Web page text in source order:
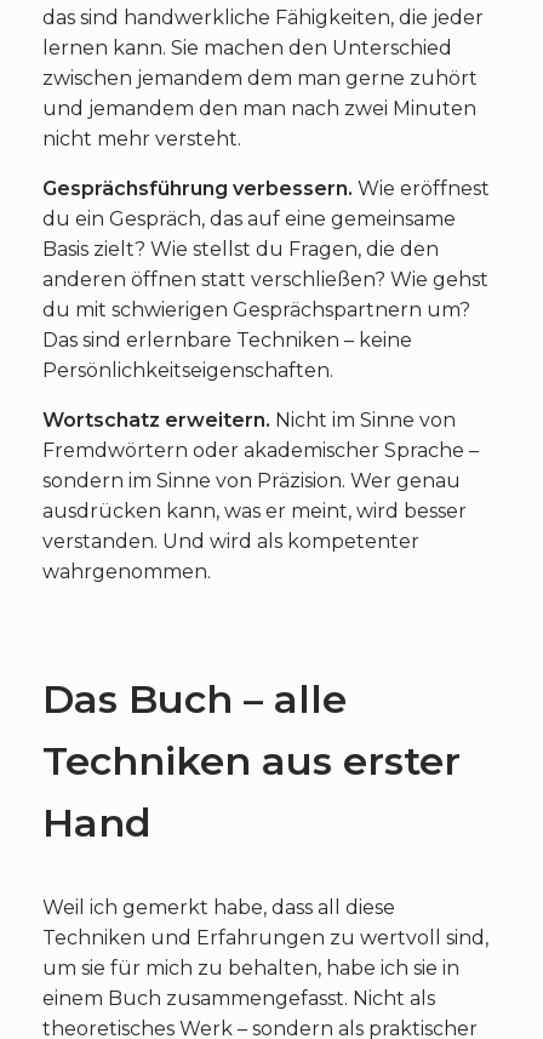
das sind handwerkliche Fähigkeiten, die jeder
lernen kann. Sie machen den Unterschied
zwischen jemandem dem man gerne zuhört
und jemandem den man nach zwei Minuten
nicht mehr versteht.
Gesprächsführung verbessern. Wie eröffnest
du ein Gespräch, das auf eine gemeinsame
Basis zielt? Wie stellst du Fragen, die den
anderen öffnen statt verschließen? Wie gehst
du mit schwierigen Gesprächspartnern um?
Das sind erlernbare Techniken – keine
Persönlichkeitseigenschaften.
Wortschatz erweitern. Nicht im Sinne von
Fremdwörtern oder akademischer Sprache –
sondern im Sinne von Präzision. Wer genau
ausdrücken kann, was er meint, wird besser
verstanden. Und wird als kompetenter
wahrgenommen.
Das Buch – alle
Techniken aus erster
Hand
Weil ich gemerkt habe, dass all diese
Techniken und Erfahrungen zu wertvoll sind,
um sie für mich zu behalten, habe ich sie in
einem Buch zusammengefasst. Nicht als
theoretisches Werk – sondern als praktischer